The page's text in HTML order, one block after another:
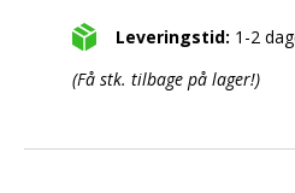
Leveringstid: 1-2
(Få stk. tilbage på lager!)